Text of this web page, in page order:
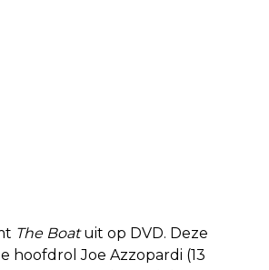
The Boatuit op DVD. Deze
hoofdrolJoe Azzopardi (13